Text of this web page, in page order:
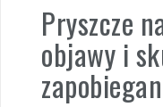
Pryszcze
objawy i